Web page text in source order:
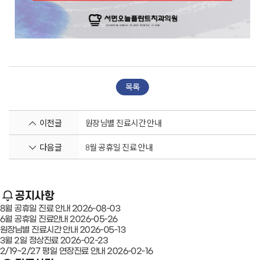
목록
이전글 원장님별 진료시간 안내
다음글 8월 공휴일 진료 안내
공지사항
8월 공휴일 진료 안내 2026-08-03
6월 공휴일 진료안내2026-05-26
원장님별 진료시간 안내 2026-05-13
3월 2일 정상진료2026-02-23
2/19~2/27 평일 연장진료 안내2026-02-16